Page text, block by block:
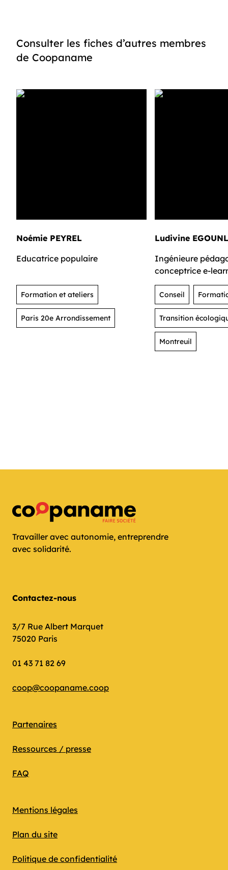
Consulter les fiches d’autres membres
de Coopaname
Noémie PEYREL
Educatrice populaire
Formation et ateliers
Paris 20e Arrondissement
Ludivine
Ingénieure
conceptrice e-
Conseil
Transition
Montreuil
Travailler avec autonomie, entreprendre
avec solidarité.
Contactez-nous
3/7 Rue Albert Marquet
75020 Paris
01 43 71 82 69
coop@coopaname.coop
Partenaires
Ressources / presse
FAQ
Mentions légales
Plan du site
Politique de confidentialité